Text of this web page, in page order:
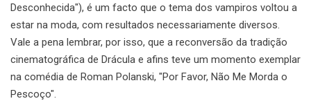
Desconhecida"), é um facto que o tema dos vampiros voltou a
estar na moda, com resultados necessariamente diversos.
Vale a pena lembrar, por isso, que a reconversão da tradição
cinematográfica de Drácula e afins teve um momento exemplar
na comédia de Roman Polanski, "Por Favor, Não Me Morda o
Pescoço".